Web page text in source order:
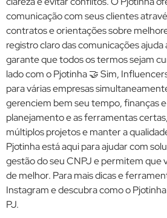
comunicação com seus clientes
contratos e orientações sobre
registro claro das comunicações
garante que todos os termos sejam
lado com o Pjotinha 🤝 Sim,
para várias empresas
gerenciem bem seu tempo, finanças
planejamento e as ferramentas
múltiplos projetos e manter a
Pjotinha está aqui para ajudar com
gestão do seu CNPJ e permitem que
de melhor. Para mais dicas e
Instagram e descubra como o
PJ.